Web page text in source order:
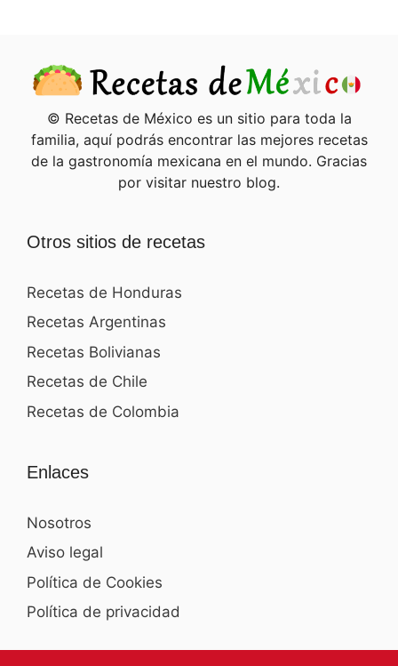
© Recetas de México es un sitio para toda la
familia, aquí podrás encontrar las mejores recetas
de la gastronomía mexicana en el mundo. Gracias
por visitar nuestro blog.
Otros sitios de recetas
Recetas de Honduras
Recetas Argentinas
Recetas Bolivianas
Recetas de Chile
Recetas de Colombia
Enlaces
Nosotros
Aviso legal
Política de Cookies
Política de privacidad